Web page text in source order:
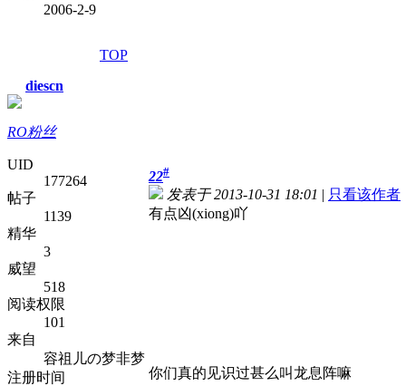
2006-2-9
TOP
diescn
RO粉丝
UID
177264
帖子
1139
精华
3
威望
518
阅读权限
101
来自
容祖儿の梦非梦
注册时间
22#
发表于 2013-10-31 18:01 | 只看该作者
有点凶(xiong)吖
你们真的见识过甚么叫龙息阵嘛